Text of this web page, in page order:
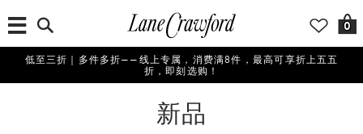
0
低至三折｜多件多折——线上专属，消费满8件，最高可享折上五五
折，即刻选购！
新品